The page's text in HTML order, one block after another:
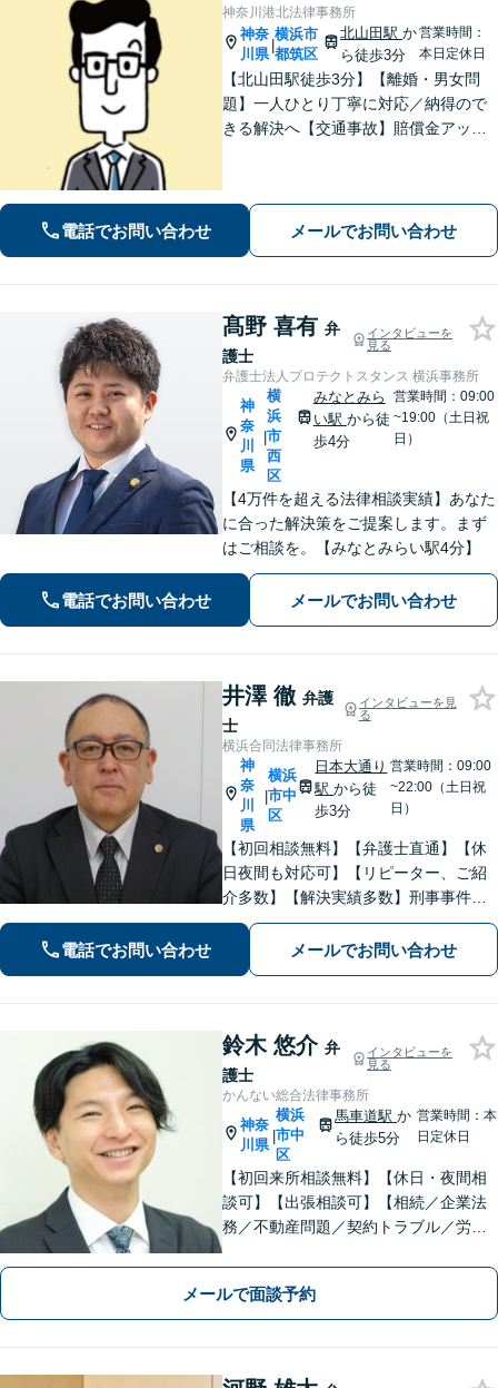
神奈川港北法律事務所
神奈
川県
|
横浜市
都筑区
北山田駅か
ら徒歩3分
営業時間：
本日定休日
【北山田駅徒歩3分】【離婚・男女問
題】一人ひとり丁寧に対応／納得ので
きる解決へ【交通事故】賠償金アップ
続きはもちろん、再発防止策や今後の
生活のフォローも行います。
電話でお問い合わせ メールでお問い合わせ
髙野 喜有 弁
護士
インタビューを
見る
弁護士法人プロテクトスタンス 横浜事務所
神
奈
川
県
|
横
浜
市
西
区
みなとみら
い駅 から徒
歩4分
営業時間：09:00
~19:00（土日祝
日）
【4万件を超える法律相談実績】あなた
に合った解決策をご提案します。まず
はご相談を。【みなとみらい駅4分】
電話でお問い合わせ メールでお問い合わせ
井澤 徹 弁護
士
インタビューを見
る
横浜合同法律事務所
神
奈
川
県
|
横浜
市中
区
日本大通り
駅から徒
歩3分
営業時間：09:00
~22:00（土日祝
日）
【初回相談無料】【弁護士直通】【休
日夜間も対応可】【リピーター、ご紹
介多数】【解決実績多数】刑事事件、
債務整理、離婚、相続など幅広く対
応。迅速な対応と丁寧なサポートに努
めます。
電話でお問い合わせ メールでお問い合わせ
鈴木 悠介 弁
護士
インタビューを
見る
かんない総合法律事務所
神奈
川県
|
横浜
市中
区
馬車道駅か
ら徒歩5分
営業時間：本
日定休日
【初回来所相談無料】【休日・夜間相
談可】【出張相談可】【相続／企業法
務／不動産問題／契約トラブル／労働
メールで面談予約